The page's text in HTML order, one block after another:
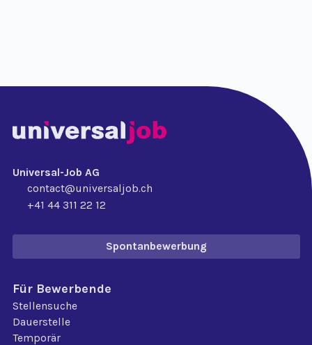
Universal-Job AG
contact@universaljob.ch
+41 44 311 22 12
Spontanbewerbung
Für Bewerbende
Stellensuche
Dauerstelle
Temporär